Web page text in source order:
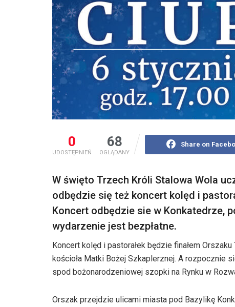
0
UDOSTĘPNIEŃ
68
OGLĄDANY
Share on
W święto Trzech Króli Stalowa Wola
odbędzie się też koncert kolęd i
Koncert odbędzie sie w Konkatedrze,
wydarzenie jest bezpłatne.
Koncert kolęd i pastorałek będzie finałem
kościoła Matki Bożej Szkaplerznej. A rozpocznie
spod bożonarodzeniowej szopki na Rynku w
Orszak przejdzie ulicami miasta pod Bazylikę